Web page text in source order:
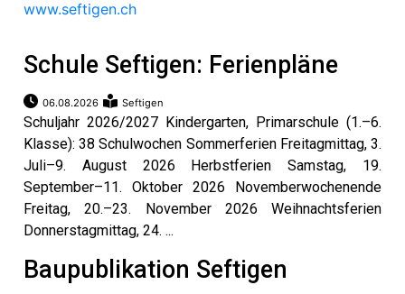
www.seftigen.ch
Schule Seftigen: Ferienpläne
06.08.2026 Seftigen
Schuljahr 2026/2027 Kindergarten, Primarschule (1.–6.
Klasse): 38 Schulwochen Sommerferien Freitagmittag, 3.
Juli–9. August 2026 Herbstferien Samstag, 19.
September–11. Oktober 2026 Novemberwochenende
Freitag, 20.–23. November 2026 Weihnachtsferien
Donnerstagmittag, 24. ...
Baupublikation Seftigen